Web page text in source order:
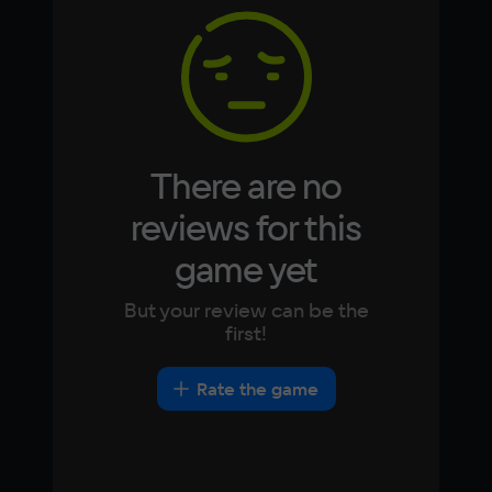
Video card
NVIDIA GeForce GT 920 M
Japanese
There are no
reviews for this
game yet
But your review can be the
first!
Rate the game